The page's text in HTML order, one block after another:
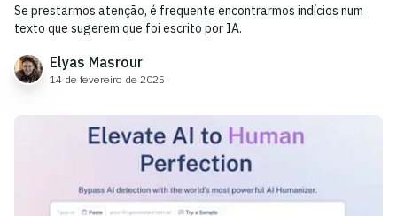
Se prestarmos atenção, é frequente encontrarmos indícios num
texto que sugerem que foi escrito por IA.
Elyas Masrour
14 de fevereiro de 2025